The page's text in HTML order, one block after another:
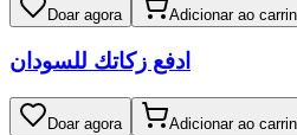
Doar agora Adicionar ao
ادفع زكاتك للسودان
Doar agora Adicionar ao